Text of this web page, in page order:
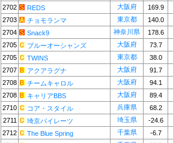
2702
REDS 大阪府
169.9
2703
チョモランマ 東京都
140.0
2704
Snack9 神奈川県
178.6
2705
ブルーオーシャンズ 大阪府
73.7
2705
TWINS 東京都
38.0
2707
アクアラグナ 大阪府
91.7
2708
チームキャロル 大阪府
94.1
2708
キャリアBBS 大阪府
89.4
2710
コア・スタイル 兵庫県
68.2
2711
埼京パイレーツ 埼玉県
-24.6
2712
The Blue Spring 千葉県
-6.7